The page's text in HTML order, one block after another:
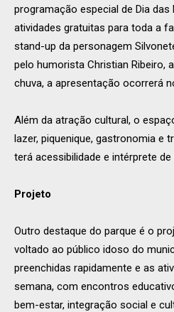
programação especial de Dia
atividades gratuitas para toda a
stand-up da personagem
pelo humorista Christian Ribeiro,
chuva, a apresentação ocorrerá
Além da atração cultural, o
lazer, piquenique, gastronomia e
terá acessibilidade e intérprete de
Projeto
Outro destaque do parque é o
voltado ao público idoso do
preenchidas rapidamente e as
semana, com encontros
bem-estar, integração social e